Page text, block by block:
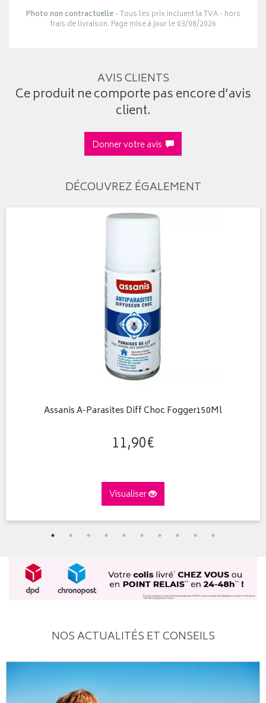
Photo non contractuelle- Tous les prix incluent la TVA - hors
frais de livraison. Page mise à jour le 03/08/2026
AVIS CLIENTS
Ce produit ne comporte pas encore d’avis
client.
Donner votre avis
DÉCOUVREZ ÉGALEMENT
Assanis A-Parasites Diff Choc Fogger150Ml
11,90€
Visualiser
NOS ACTUALITÉS ET CONSEILS